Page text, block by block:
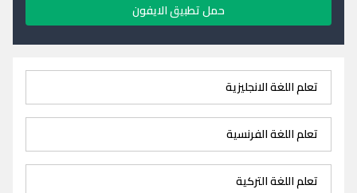
حمل تطبيق الايفون
تعلم اللغة الانجليزية
تعلم اللغة الفرنسية
تعلم اللغة التركية